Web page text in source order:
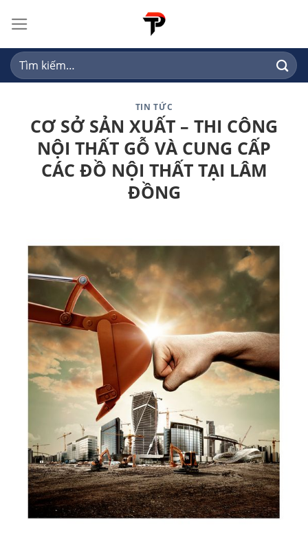
content
Tìm
kiếm:
TIN TỨC
CƠ SỞ SẢN XUẤT – THI CÔNG
NỘI THẤT GỖ VÀ CUNG CẤP
CÁC ĐỒ NỘI THẤT TẠI LÂM
ĐỒNG